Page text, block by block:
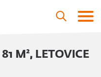
M², LETOVICE